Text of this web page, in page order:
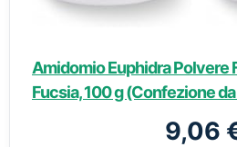
Amidomio Euphidra Polvere
Fucsia, 100 g (Confezione
9,06